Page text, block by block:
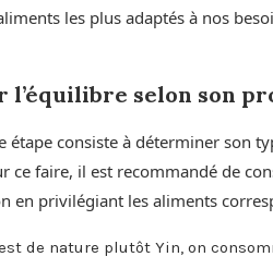
les plus adaptés à nos
l’équilibre selon son
étape consiste à déterminer son
ce faire, il est recommandé de
en privilégiant les aliments
de nature plutôt Yin, on